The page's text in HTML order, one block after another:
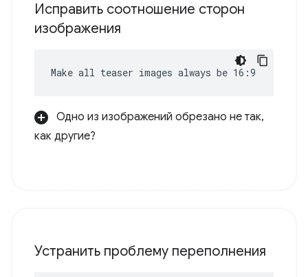
Исправить соотношение сторон
изображения
Make all teaser images always be 16:9
Одно из изображений обрезано не так,
как другие?
Устранить проблему переполнения